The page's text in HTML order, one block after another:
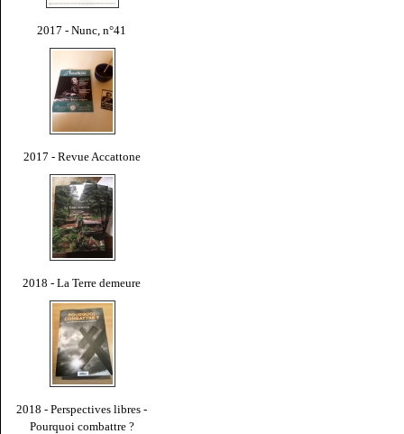
2017 - Nunc, n°41
2017 - Revue Accattone
2018 - La Terre demeure
2018 - Perspectives libres -
Pourquoi combattre ?